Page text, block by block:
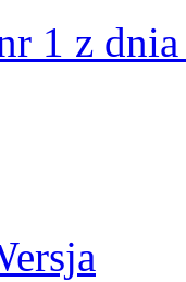
1 z